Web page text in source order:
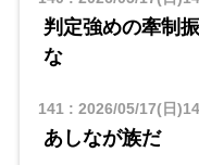
判定強めの牽制
な
141 : 2026/05/17(日
あしなが族だ